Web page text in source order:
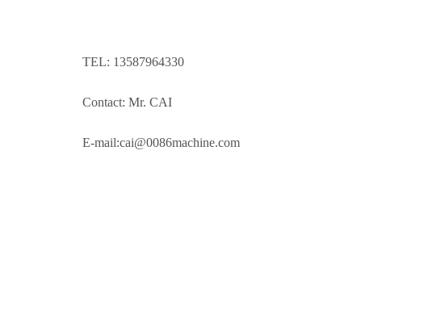
TEL: 13587964330
Contact: Mr. CAI
E-mail:cai@0086machine.com